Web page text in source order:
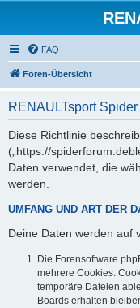
FAQ
Foren-Übersicht
RENAULTsport
Diese Richtlinie
(„https://
Daten verwendet, die
werden.
UMFANG UND ART DER
Deine Daten werden auf
Die Forensoftware
mehrere Cookies.
temporäre Dateien
Boards erhalten